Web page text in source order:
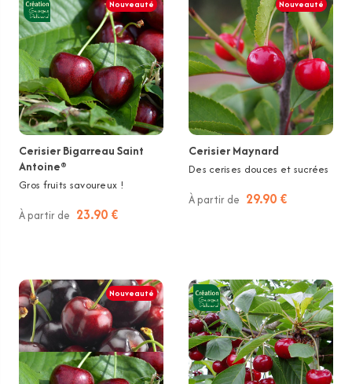
Nouveauté
Cerisier Bigarreau Saint
Antoine®
Gros fruits savoureux !
À partir de 23.90 €
Nouveauté
Cerisier Maynard
Des cerises douces et sucrées
À partir de 29.90 €
Nouveauté